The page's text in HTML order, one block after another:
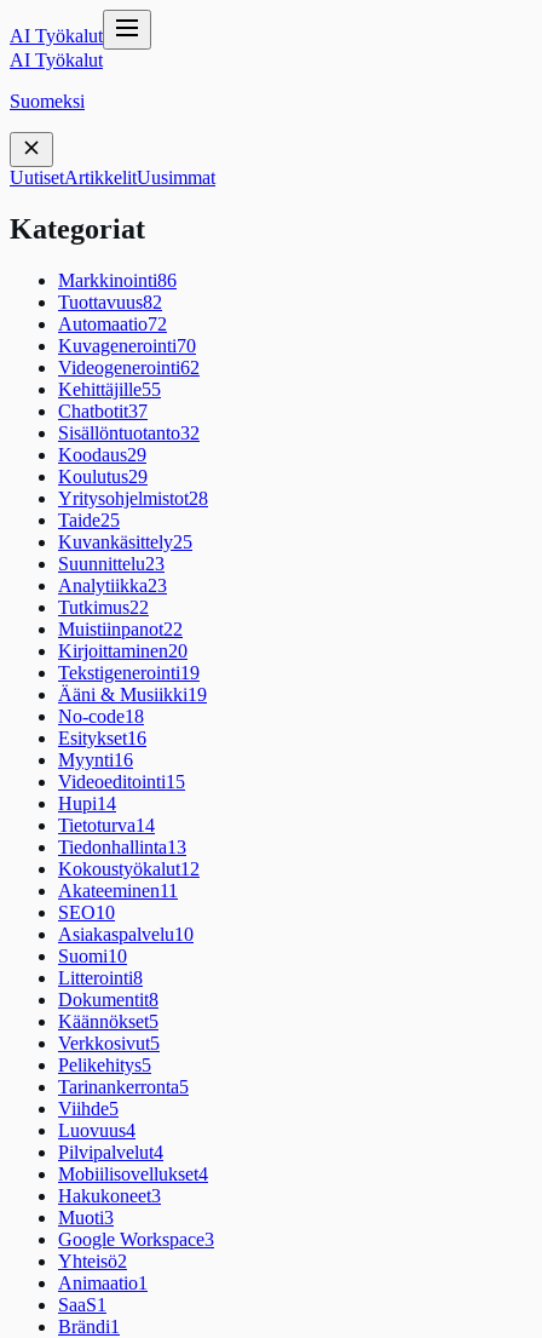
AI Työkalut
AI Työkalut
Suomeksi
UutisetArtikkelitUusimmat
Kategoriat
Markkinointi86
Tuottavuus82
Automaatio72
Kuvagenerointi70
Videogenerointi62
Kehittäjille55
Chatbotit37
Sisällöntuotanto32
Koodaus29
Koulutus29
Yritysohjelmistot28
Taide25
Kuvankäsittely25
Suunnittelu23
Analytiikka23
Tutkimus22
Muistiinpanot22
Kirjoittaminen20
Tekstigenerointi19
Ääni & Musiikki19
No-code18
Esitykset16
Myynti16
Videoeditointi15
Hupi14
Tietoturva14
Tiedonhallinta13
Kokoustyökalut12
Akateeminen11
SEO10
Asiakaspalvelu10
Suomi10
Litterointi8
Dokumentit8
Käännökset5
Verkkosivut5
Pelikehitys5
Tarinankerronta5
Viihde5
Luovuus4
Pilvipalvelut4
Mobiilisovellukset4
Hakukoneet3
Muoti3
Google Workspace3
Yhteisö2
Animaatio1
SaaS1
Brändi1